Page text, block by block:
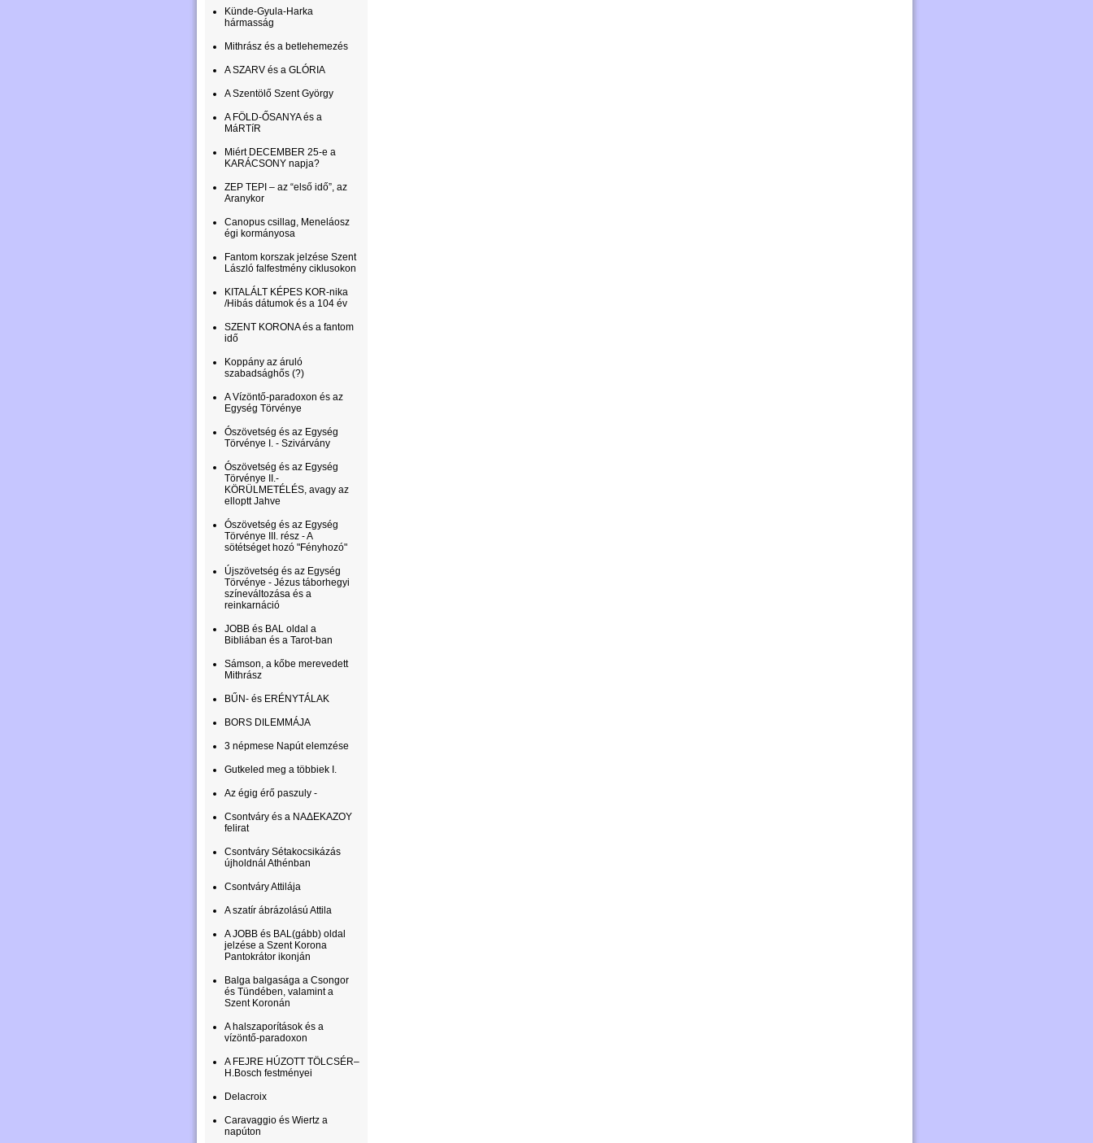
Künde-Gyula-Harka
hármasság
Mithrász és a betlehemezés
A SZARV és a GLÓRIA
A Szentölő Szent György
A FÖLD-ŐSANYA és a
MáRTíR
Miért DECEMBER 25-e a
KARÁCSONY napja?
ZEP TEPI – az “első idő”, az
Aranykor
Canopus csillag, Meneláosz
égi kormányosa
Fantom korszak jelzése Szent
László falfestmény ciklusokon
KITALÁLT KÉPES KOR-nika
/Hibás dátumok és a 104 év
SZENT KORONA és a fantom
idő
Koppány az áruló
szabadsághős (?)
A Vízöntő-paradoxon és az
Egység Törvénye
Ószövetség és az Egység
Törvénye I. - Szivárvány
Ószövetség és az Egység
Törvénye II.-
KÖRÜLMETÉLÉS, avagy az
elloptt Jahve
Ószövetség és az Egység
Törvénye III. rész - A
sötétséget hozó "Fényhozó"
Újszövetség és az Egység
Törvénye - Jézus táborhegyi
színeváltozása és a
reinkarnáció
JOBB és BAL oldal a
Bibliában és a Tarot-ban
Sámson, a kőbe merevedett
Mithrász
BŰN- és ERÉNYTÁLAK
BORS DILEMMÁJA
3 népmese Napút elemzése
Gutkeled meg a többiek I.
Az égig érő paszuly -
Csontváry és a ΝΑΔΕΚΑΖΟΥ
felirat
Csontváry Sétakocsikázás
újholdnál Athénban
Csontváry Attilája
A szatír ábrázolású Attila
A JOBB és BAL(gább) oldal
jelzése a Szent Korona
Pantokrátor ikonján
Balga balgasága a Csongor
és Tündében, valamint a
Szent Koronán
A halszaporítások és a
vízöntő-paradoxon
A FEJRE HÚZOTT TÖLCSÉR–
H.Bosch festményei
Delacroix
Caravaggio és Wiertz a
napúton